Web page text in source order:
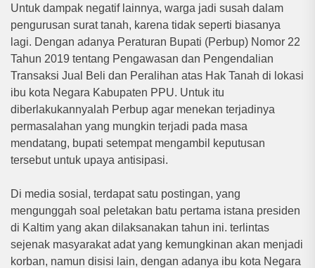
Untuk dampak negatif lainnya, warga jadi susah dalam
pengurusan surat tanah, karena tidak seperti biasanya
lagi. Dengan adanya Peraturan Bupati (Perbup) Nomor 22
Tahun 2019 tentang Pengawasan dan Pengendalian
Transaksi Jual Beli dan Peralihan atas Hak Tanah di lokasi
ibu kota Negara Kabupaten PPU. Untuk itu
diberlakukannyalah Perbup agar menekan terjadinya
permasalahan yang mungkin terjadi pada masa
mendatang, bupati setempat mengambil keputusan
tersebut untuk upaya antisipasi.
Di media sosial, terdapat satu postingan, yang
mengunggah soal peletakan batu pertama istana presiden
di Kaltim yang akan dilaksanakan tahun ini. terlintas
sejenak masyarakat adat yang kemungkinan akan menjadi
korban, namun disisi lain, dengan adanya ibu kota Negara